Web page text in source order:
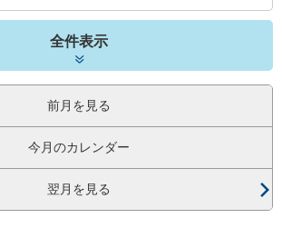
全件表示
前月を見る
今月のカレンダー
翌月を見る